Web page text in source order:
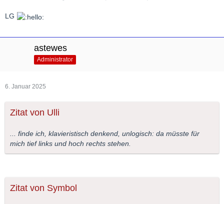
LG
astewes
Administrator
6. Januar 2025
Zitat von Ulli
... finde ich, klavieristisch denkend, unlogisch: da müsste für
mich tief links und hoch rechts stehen.
Zitat von Symbol